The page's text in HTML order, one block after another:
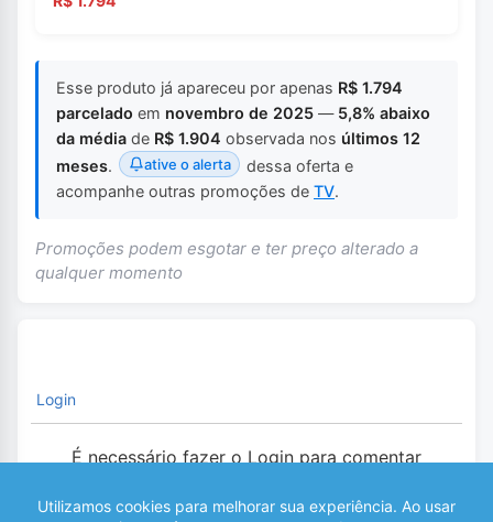
Esse produto já apareceu por apenas R$ 1.794
parcelado em novembro de 2025 — 5,8% abaixo
da média de R$ 1.904 observada nos últimos 12
meses. ative o alerta
dessa oferta e
acompanhe outras promoções de TV.
Promoções podem esgotar e ter preço alterado a
qualquer momento
Login
É necessário fazer o Login para comentar